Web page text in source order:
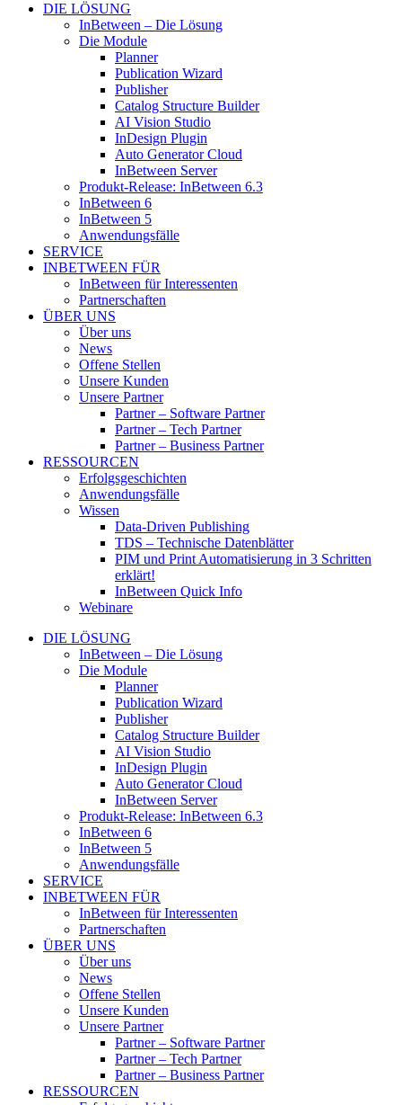
DIE LÖSUNG
InBetween – Die Lösung
Die Module
Planner
Publication Wizard
Publisher
Catalog Structure Builder
AI Vision Studio
InDesign Plugin
Auto Generator Cloud
InBetween Server
Produkt-Release: InBetween 6.3
InBetween 6
InBetween 5
Anwendungsfälle
SERVICE
INBETWEEN FÜR
InBetween für Interessenten
Partnerschaften
ÜBER UNS
Über uns
News
Offene Stellen
Unsere Kunden
Unsere Partner
Partner – Software Partner
Partner – Tech Partner
Partner – Business Partner
RESSOURCEN
Erfolgsgeschichten
Anwendungsfälle
Wissen
Data-Driven Publishing
TDS – Technische Datenblätter
PIM und Print Automatisierung in 3 Schritten
erklärt!
InBetween Quick Info
Webinare
DIE LÖSUNG
InBetween – Die Lösung
Die Module
Planner
Publication Wizard
Publisher
Catalog Structure Builder
AI Vision Studio
InDesign Plugin
Auto Generator Cloud
InBetween Server
Produkt-Release: InBetween 6.3
InBetween 6
InBetween 5
Anwendungsfälle
SERVICE
INBETWEEN FÜR
InBetween für Interessenten
Partnerschaften
ÜBER UNS
Über uns
News
Offene Stellen
Unsere Kunden
Unsere Partner
Partner – Software Partner
Partner – Tech Partner
Partner – Business Partner
RESSOURCEN